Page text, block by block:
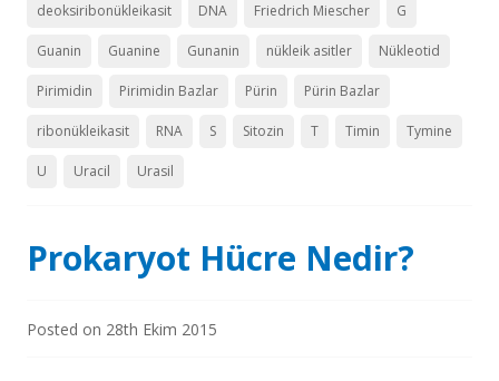
deoksiribonükleikasit DNA Friedrich Miescher G
Guanin Guanine Gunanin nükleik asitler Nükleotid
Pirimidin Pirimidin Bazlar Pürin Pürin Bazlar
ribonükleikasit RNA S Sitozin T Timin Tymine
U Uracil Urasil
Prokaryot Hücre Nedir?
Posted on 28th Ekim 2015